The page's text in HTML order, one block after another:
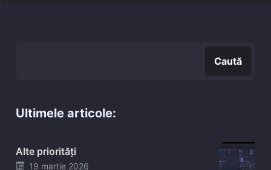
Caută
Ultimele articole:
Alte priorități
Posted
19 martie 2026